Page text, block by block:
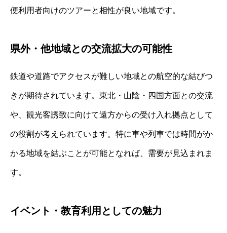
便利用者向けのツアーと相性が良い地域です。
県外・他地域との交流拡大の可能性
鉄道や道路でアクセスが難しい地域との航空的な結びつ
きが期待されています。東北・山陰・四国方面との交流
や、観光客誘致に向けて遠方からの受け入れ拠点として
の役割が考えられています。特に車や列車では時間がか
かる地域を結ぶことが可能となれば、需要が見込まれま
す。
イベント・教育利用としての魅力